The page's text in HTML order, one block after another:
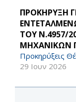
ΠΡΟΚΗΡΥΞΗ
ΤΟΥ Ν.4957/
ΜΗΧΑΝΙΚΩΝ
Προκηρύξεις
29 Ιουν 2026